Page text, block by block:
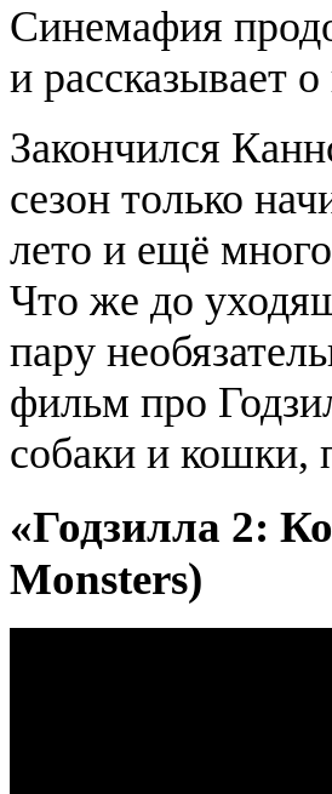
Синемафия
и рассказывает
Закончился
сезон только
лето и ещё
Что же до
пару
фильм про
собаки и кошки,
«Годзилла 2:
Monsters)